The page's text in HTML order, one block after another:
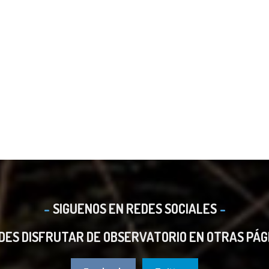
SIGUENOS EN REDES SOCIALES
DISFRUTAR DE OBSERVATORIO EN OTRAS